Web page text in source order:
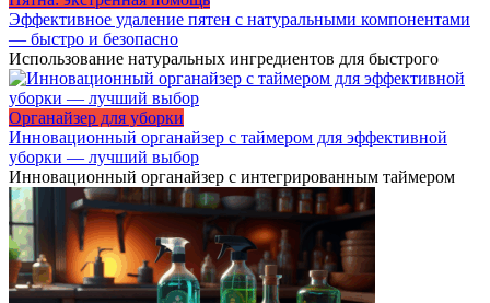
Эффективное удаление пятен с натуральными компонентами
— быстро и безопасно
Использование натуральных ингредиентов для быстрого
Органайзер для уборки
Инновационный органайзер с таймером для эффективной
уборки — лучший выбор
Инновационный органайзер с интегрированным таймером